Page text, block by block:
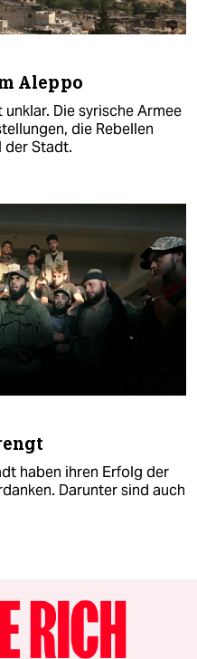
Aleppo
Die syrische Armee
die Rebellen
der Stadt.
haben ihren Erfolg der
Darunter sind auch